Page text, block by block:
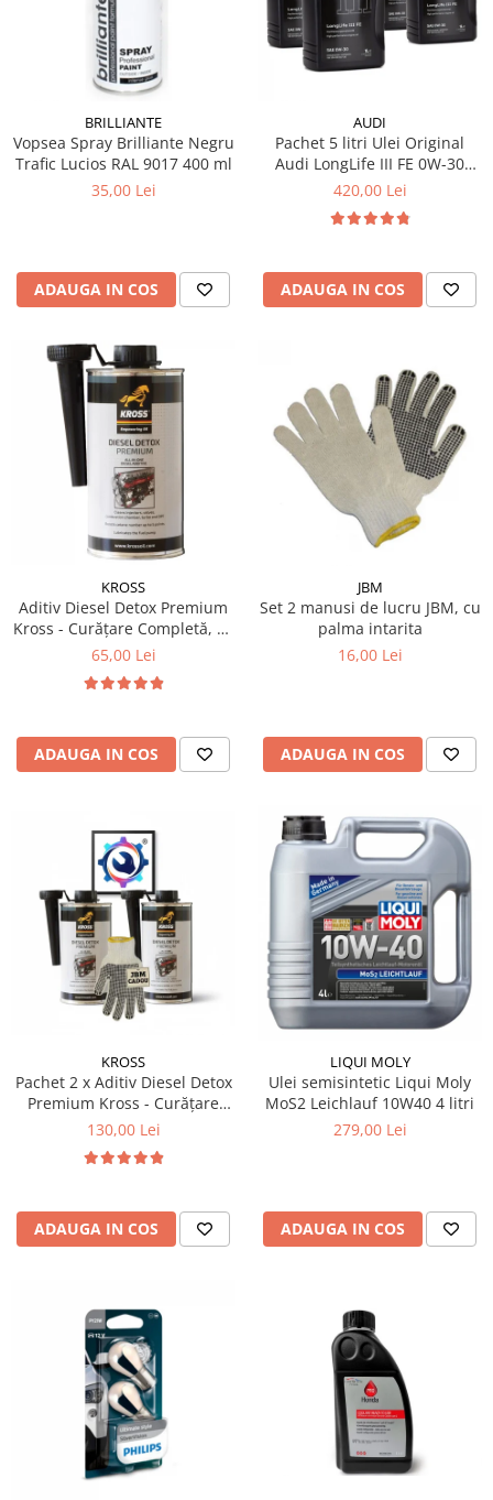
AdBlue
Aditivi Auto
Lichid de Parbriz
Ulei Cutie de Viteze
Ulei Servodirectie
Uleiuri Hidraulice
Vaselina si Lubrifianti Auto
Filtre Auto
Filtre Aer
Filtre Combustibil
Filtre Habitaclu
Intretinere si Cosmetica Auto
Produse Cosmetica Auto
Produse curatare interior auto
Accesorii Auto
Accesorii telefoane mobile
Cabluri si adaptoare telefoane
Echipamente Service
Huse Auto
Incarcatoare telefoane mobile
Parasolare Auto
Produse curatare IT
Solutii Chimice
Stergatoare Auto
Electrica si Electronice Auto
Halogen
LED
Auxiliare Halogen
Auxiliare LED
Adaptoare LED
Accesorii electronice auto
Camere Auto DVR
Senzori de Parcare
BRILLIANTE
Vopsea Spray Brilliante Negru
Trafic Lucios RAL 9017 400 ml
35,00 Lei
ADAUGA IN COS
AUDI
Pachet 5 litri Ulei Original
Audi LongLife III FE 0W-30
GS55545D2 – Aprobări VW420,00 Lei
ADAUGA IN COS
KROSS
Aditiv Diesel Detox Premium
Kross - Curățare Completă, +5
Puncte Cetanic & Protecție
65,00 Lei
ADAUGA IN COS
JBM
Set 2 manusi de lucru JBM, cu
palma intarita
16,00 Lei
ADAUGA IN COS
KROSS
Pachet 2 x Aditiv Diesel Detox
Premium Kross - Curățare
Completă, +5 Puncte Cetanic
130,00 Lei
ADAUGA IN COS
LIQUI MOLY
Ulei semisintetic Liqui Moly
MoS2 Leichlauf 10W40 4 litri
279,00 Lei
ADAUGA IN COS